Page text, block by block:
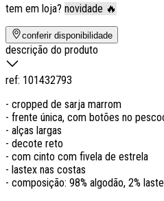
tem em loja? novidade 🔥
conferir disponibilidade
descrição do produto
ref: 101432793
- cropped de sarja marrom
- frente única, com botões no
- alças largas
- decote reto
- com cinto com fivela de estrela
- lastex nas costas
- composição: 98% algodão, 2%